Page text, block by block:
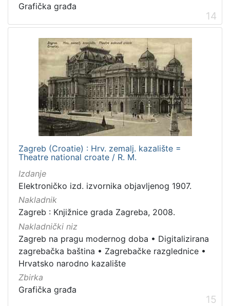
Grafička građa
14
Zagreb (Croatie) : Hrv. zemalj. kazalište =
Theatre national croate / R. M.
Izdanje
Elektroničko izd. izvornika objavljenog 1907.
Nakladnik
Zagreb : Knjižnice grada Zagreba, 2008.
Nakladnički niz
Zagreb na pragu modernog doba • Digitalizirana
zagrebačka baština • Zagrebačke razglednice •
Hrvatsko narodno kazalište
Zbirka
Grafička građa
15